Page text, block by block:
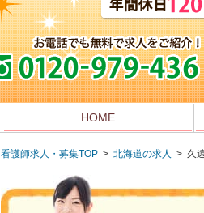
HOME
看護師求人・募集TOP > 北海道の求人 > 久